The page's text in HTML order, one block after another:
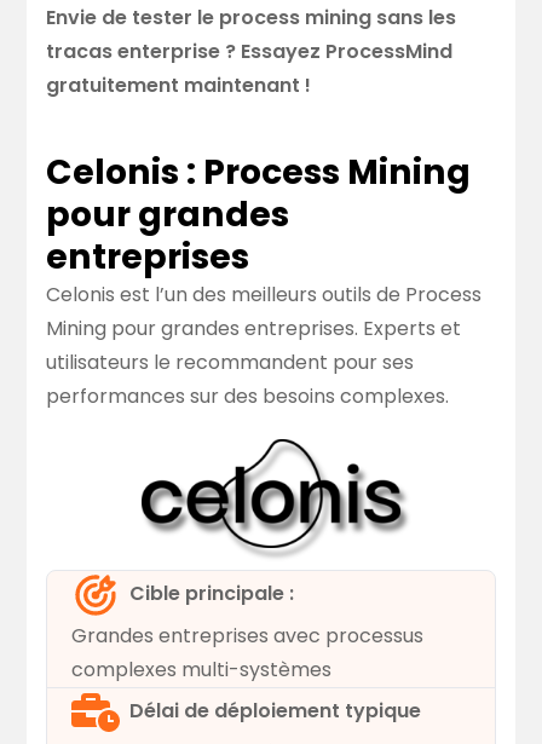
Envie de tester le process mining sans les
tracas enterprise ? Essayez ProcessMind
gratuitement maintenant !
Celonis : Process Mining
pour grandes
entreprises
Celonis est l’un des meilleurs outils de Process
Mining pour grandes entreprises. Experts et
utilisateurs le recommandent pour ses
performances sur des besoins complexes.
Cible principale :
Grandes entreprises avec processus
complexes multi-systèmes
Délai de déploiement typique